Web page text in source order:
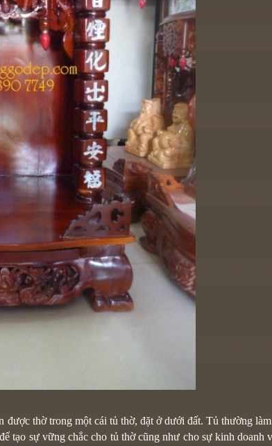
được thờ trong một cái tủ thờ, đặt ở dưới đất. Tủ thường
tạo sự vững chắc cho tủ thờ cũng như cho sự kinh